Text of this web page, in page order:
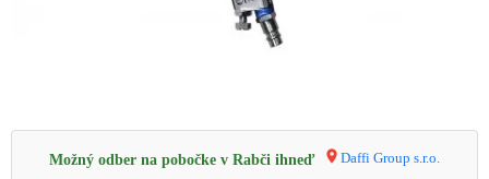
Možný odber na pobočke v Rabči ihneď Daffi Group s.r.o.